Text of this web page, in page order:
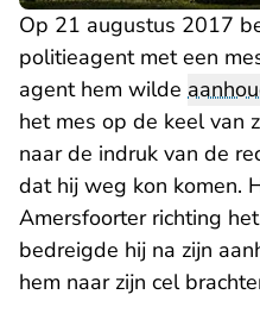
Op 21 augustus 2017
politieagent met een
agent hem wilde
het mes op de keel van
naar de indruk van de
dat hij weg kon komen.
Amersfoorter richting
bedreigde hij na zijn
hem naar zijn cel